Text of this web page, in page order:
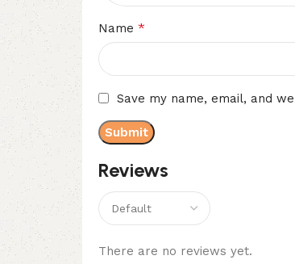
Reviews
There are no reviews yet.
Name *
Save my name, email, and